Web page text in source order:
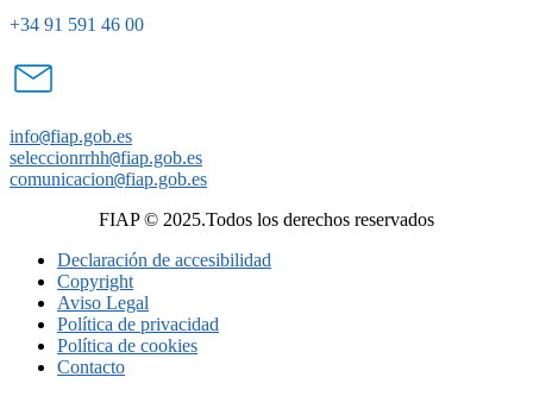
+34 91 591 46 00
info@fiap.gob.es
seleccionrrhh@fiap.gob.es
comunicacion@fiap.gob.es
FIAP © 2025.Todos los derechos reservados
Declaración de accesibilidad
Copyright
Aviso Legal
Política de privacidad
Política de cookies
Contacto